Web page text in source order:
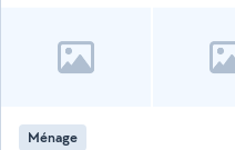
Ménage